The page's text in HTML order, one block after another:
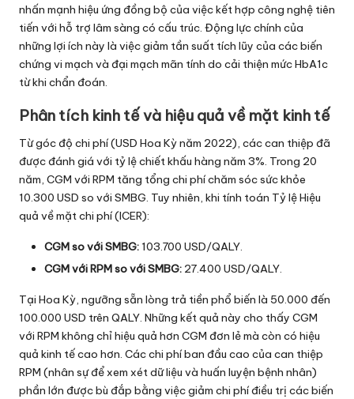
nhấn mạnh hiệu ứng đồng bộ của việc kết hợp công nghệ tiên
tiến với hỗ trợ lâm sàng có cấu trúc. Động lực chính của
những lợi ích này là việc giảm tần suất tích lũy của các biến
chứng vi mạch và đại mạch mãn tính do cải thiện mức HbA1c
từ khi chẩn đoán.
Phân tích kinh tế và hiệu quả về mặt kinh tế
Từ góc độ chi phí (USD Hoa Kỳ năm 2022), các can thiệp đã
được đánh giá với tỷ lệ chiết khấu hàng năm 3%. Trong 20
năm, CGM với RPM tăng tổng chi phí chăm sóc sức khỏe
10.300 USD so với SMBG. Tuy nhiên, khi tính toán Tỷ lệ Hiệu
quả về mặt chi phí (ICER):
CGM so với SMBG: 103.700 USD/QALY.
CGM với RPM so với SMBG: 27.400 USD/QALY.
Tại Hoa Kỳ, ngưỡng sẵn lòng trả tiền phổ biến là 50.000 đến
100.000 USD trên QALY. Những kết quả này cho thấy CGM
với RPM không chỉ hiệu quả hơn CGM đơn lẻ mà còn có hiệu
quả kinh tế cao hơn. Các chi phí ban đầu cao của can thiệp
RPM (nhân sự để xem xét dữ liệu và huấn luyện bệnh nhân)
phần lớn được bù đắp bằng việc giảm chi phí điều trị các biến